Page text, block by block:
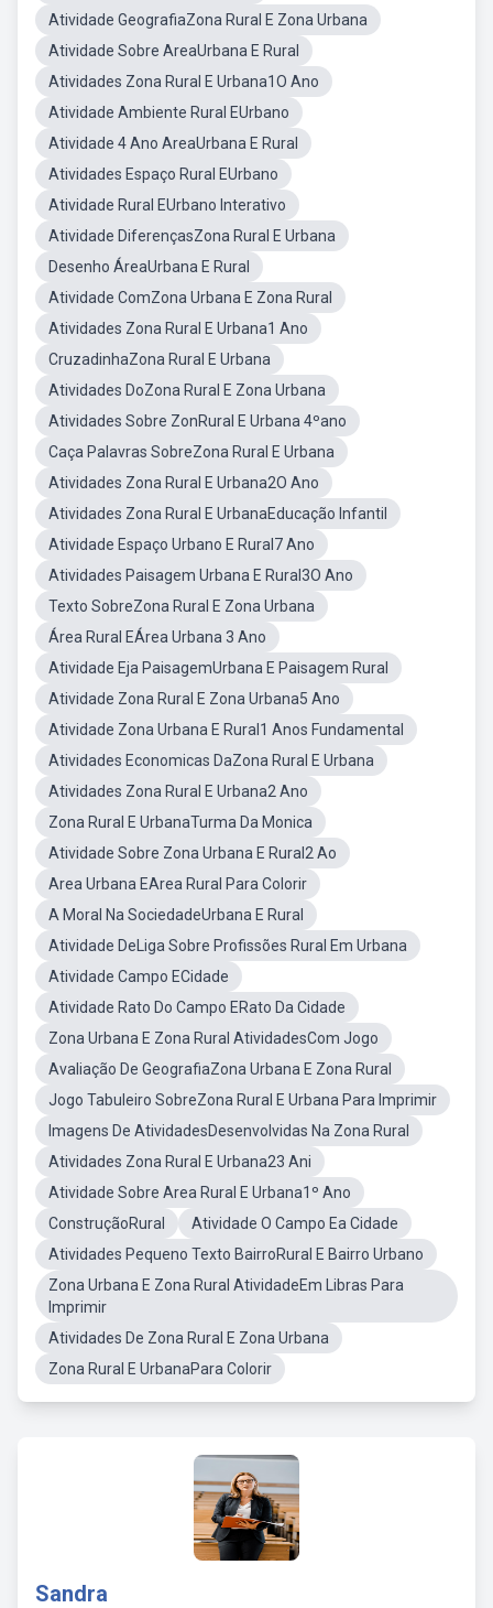
Atividade GeografiaZona Rural E Zona Urbana
Atividade Sobre AreaUrbana E Rural
Atividades Zona Rural E Urbana1O Ano
Atividade Ambiente Rural EUrbano
Atividade 4 Ano AreaUrbana E Rural
Atividades Espaço Rural EUrbano
Atividade Rural EUrbano Interativo
Atividade DiferençasZona Rural E Urbana
Desenho ÁreaUrbana E Rural
Atividade ComZona Urbana E Zona Rural
Atividades Zona Rural E Urbana1 Ano
CruzadinhaZona Rural E Urbana
Atividades DoZona Rural E Zona Urbana
Atividades Sobre ZonRural E Urbana 4ºano
Caça Palavras SobreZona Rural E Urbana
Atividades Zona Rural E Urbana2O Ano
Atividades Zona Rural E UrbanaEducação Infantil
Atividade Espaço Urbano E Rural7 Ano
Atividades Paisagem Urbana E Rural3O Ano
Texto SobreZona Rural E Zona Urbana
Área Rural EÁrea Urbana 3 Ano
Atividade Eja PaisagemUrbana E Paisagem Rural
Atividade Zona Rural E Zona Urbana5 Ano
Atividade Zona Urbana E Rural1 Anos Fundamental
Atividades Economicas DaZona Rural E Urbana
Atividades Zona Rural E Urbana2 Ano
Zona Rural E UrbanaTurma Da Monica
Atividade Sobre Zona Urbana E Rural2 Ao
Area Urbana EArea Rural Para Colorir
A Moral Na SociedadeUrbana E Rural
Atividade DeLiga Sobre Profissões Rural Em Urbana
Atividade Campo ECidade
Atividade Rato Do Campo ERato Da Cidade
Zona Urbana E Zona Rural AtividadesCom Jogo
Avaliação De GeografiaZona Urbana E Zona Rural
Jogo Tabuleiro SobreZona Rural E Urbana Para Imprimir
Imagens De AtividadesDesenvolvidas Na Zona Rural
Atividades Zona Rural E Urbana23 Ani
Atividade Sobre Area Rural E Urbana1º Ano
ConstruçãoRural
Atividade O Campo Ea Cidade
Atividades Pequeno Texto BairroRural E Bairro Urbano
Zona Urbana E Zona Rural AtividadeEm Libras Para
Imprimir
Atividades De Zona Rural E Zona Urbana
Zona Rural E UrbanaPara Colorir
Sandra